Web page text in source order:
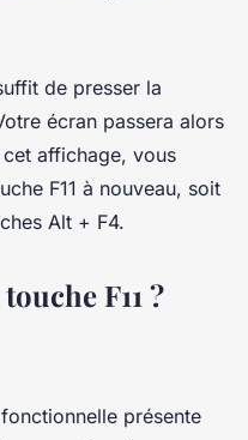
de presser la
écran passera alors
affichage, vous
F11 à nouveau, soit
Alt + F4.
F11 ?
présente